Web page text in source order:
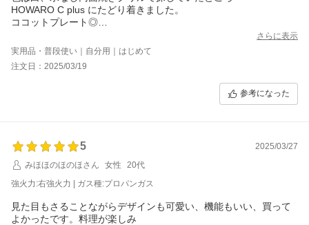
HOWARO C plus にたどり着きました。
ココットプレート◎
ただ、やはり五徳の使用後すぐの色つきは少し気になりますが…
でもそれ以上に満足感が大きいです。
本当に購入して良かったです。
さらに表示
実用品・普段使い｜自分用｜はじめて
注文日：2025/03/19
参考になった
5
2025/03/27
みほほのほのほさん
女性
20代
強火力:右強火力 | ガス種:プロパンガス
見た目もさることながらデザインも可愛い、機能もいい、買って
よかったです。料理が楽しみ